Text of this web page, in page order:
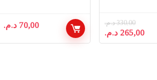
70,00 د.م. 330,00 د.م.
Le
prix
265,00 د.م.
Le